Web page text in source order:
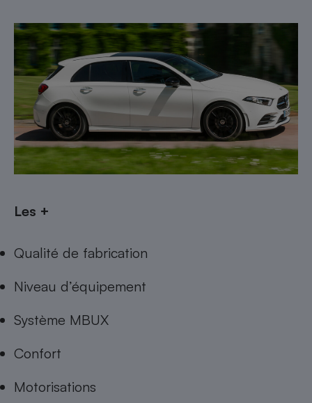
Les +
Qualité de fabrication
Niveau d’équipement
Système MBUX
Confort
Motorisations